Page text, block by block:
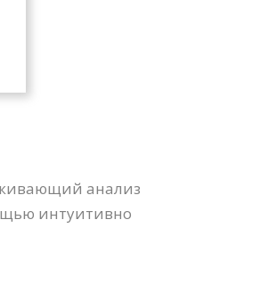
анализ
интуитивно